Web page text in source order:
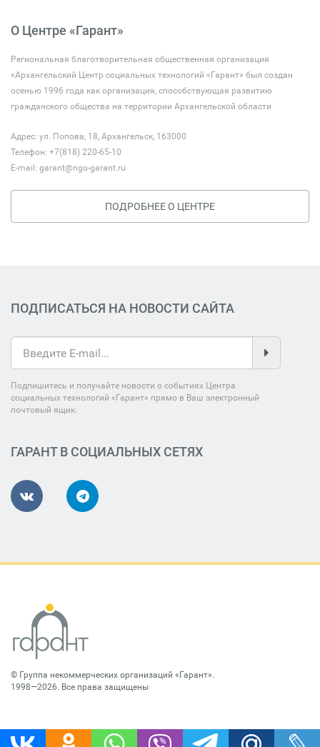
О Центре «Гарант»
Региональная благотворительная общественная организация
«Архангельский Центр социальных технологий «Гарант» был создан
осенью 1996 года как организация, способствующая развитию
гражданского общества на территории Архангельской области
Адрес: ул. Попова, 18, Архангельск, 163000
Телефон: +7(818) 220-65-10
E-mail: garant@ngo-garant.ru
ПОДРОБНЕЕ О ЦЕНТРЕ
ПОДПИСАТЬСЯ НА НОВОСТИ САЙТА
Подпишитесь и получайте новости о событиях Центра
социальных технологий «Гарант» прямо в Ваш электронный
почтовый ящик.
ГАРАНТ В СОЦИАЛЬНЫХ СЕТЯХ
© Группа некоммерческих организаций «Гарант».
1998—2026. Все права защищены